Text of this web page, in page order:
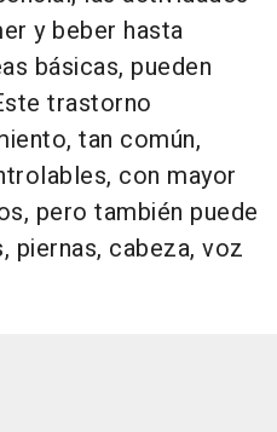
y beber hasta
básicas, pueden
trastorno
tan común,
con mayor
pero también puede
piernas, cabeza, voz